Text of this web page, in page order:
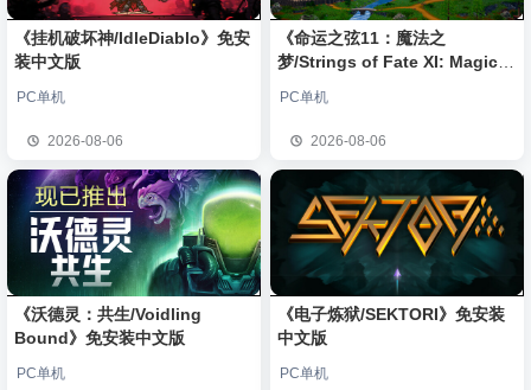
《挂机破坏神/IdleDiablo》免安
装中文版
PC单机
2026-08-06
《命运之弦11：魔法之
梦/Strings of Fate XI: Magic
PC单机
2026-08-06
《沃德灵：共生/Voidling
Bound》免安装中文版
PC单机
《电子炼狱/SEKTORI》免安装
中文版
PC单机